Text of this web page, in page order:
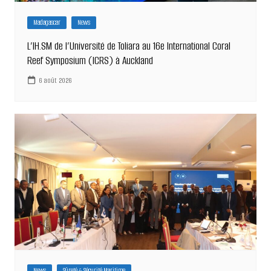
Madagascar News
L’IH.SM de l’Université de Toliara au 16e International Coral
Reef Symposium (ICRS) à Auckland
6 août 2026